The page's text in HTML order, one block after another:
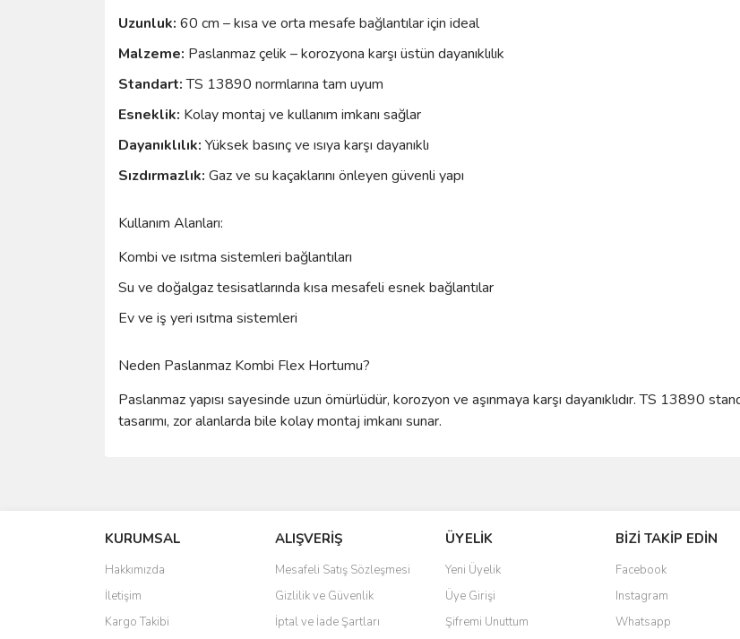
Uzunluk: 60 cm – kısa ve orta mesafe bağlantılar için ideal
Malzeme: Paslanmaz çelik – korozyona karşı üstün dayanıklılık
Standart:TS 13890 normlarına tam uyum
Esneklik: Kolay montaj ve kullanım imkanı sağlar
Dayanıklılık: Yüksek basınç ve ısıya karşı dayanıklı
Sızdırmazlık: Gaz ve su kaçaklarını önleyen güvenli yapı
Kullanım Alanları:
Kombi ve ısıtma sistemleri bağlantıları
Su ve doğalgaz tesisatlarında kısa mesafeli esnek bağlantılar
Ev ve iş yeri ısıtma sistemleri
Neden Paslanmaz Kombi Flex Hortumu?
Paslanmaz yapısı sayesinde uzun ömürlüdür, korozyon ve aşınmaya karşı dayanıklıdır. TS 13890
tasarımı, zor alanlarda bile kolay montaj imkanı sunar.
Ürün resmi kalitesiz, bozuk veya görüntülenemiyor.
Ürün açıklamasında eksik bilgiler bulunuyor.
Ürün bilgilerinde hatalar bulunuyor.
Ürün fiyatı diğer sitelerden daha pahalı.
KURUMSAL
Hakkımızda
İletişim
Kargo Takibi
ALIŞVERİŞ
Mesafeli Satış Sözleşmesi
Gizlilik ve Güvenlik
İptal ve İade Şartları
ÜYELİK
Yeni Üyelik
Üye Girişi
Şifremi Unuttum
BİZİ TAKİP EDİN
Facebook
Instagram
Whatsapp